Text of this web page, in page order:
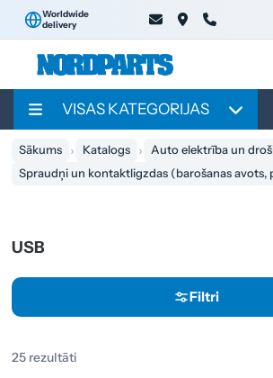
Worldwide
delivery
VISAS KATEGORIJAS
Sākums Katalogs
Auto elektrība un
Spraudņi un kontaktligzdas (barošanas avots,
USB
Filtri
25 rezultāti